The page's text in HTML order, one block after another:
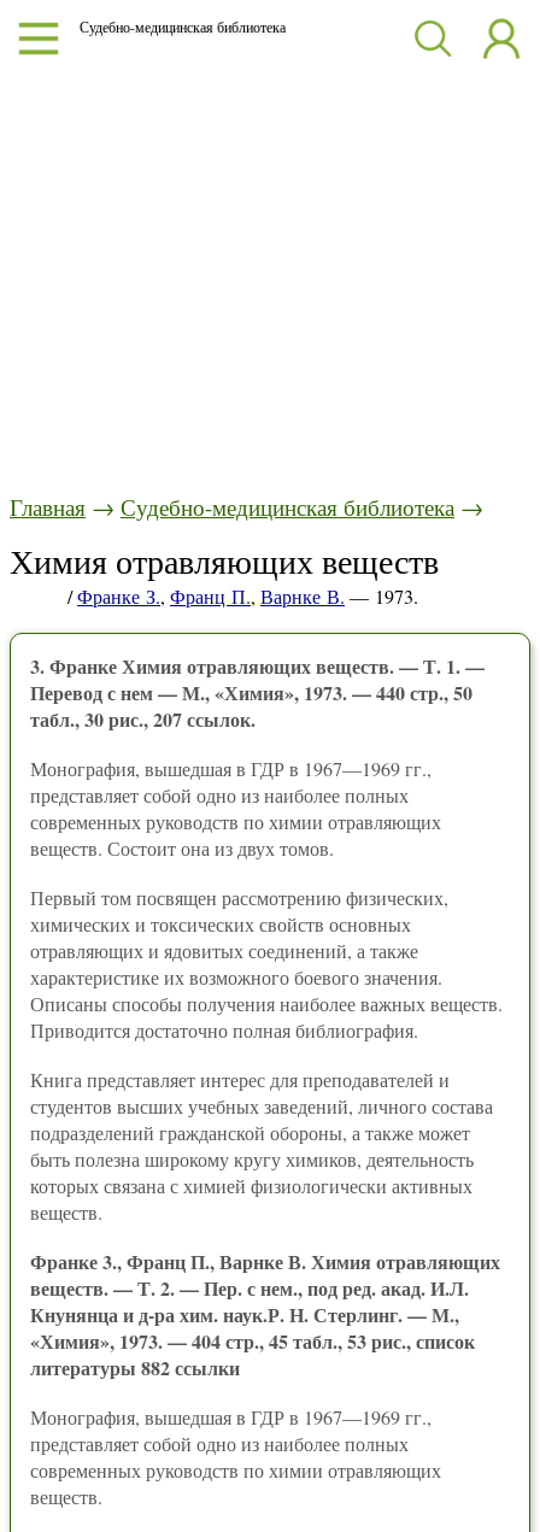
Судебно-медицинская библиотека
Главная → Судебно-медицинская библиотека →
Химия отравляющих веществ
/Франке З., Франц П., Варнке В. — 1973.
3. Франке Химия отравляющих веществ. — Т. 1. —
Перевод с нем — М., «Химия», 1973. — 440 стр., 50
табл., 30 рис., 207 ссылок.
Монография, вышедшая в ГДР в 1967—1969 гг.,
представляет собой одно из наиболее полных
современных руководств по химии отравляющих
веществ. Состоит она из двух томов.
Первый том посвящен рассмотрению физических,
химических и токсических свойств основных
отравляющих и ядовитых соединений, а также
характеристике их возможного боевого значения.
Описаны способы получения наиболее важных веществ.
Приводится достаточно полная библиография.
Книга представляет интерес для преподавателей и
студентов высших учебных заведений, личного состава
подразделений гражданской обороны, а также может
быть полезна широкому кругу химиков, деятельность
которых связана с химией физиологически активных
веществ.
Франке 3., Франц П., Варнке В. Химия отравляющих
веществ. — Т. 2. — Пер. с нем., под ред. акад. И.Л.
Кнунянца и д-ра хим. наук.Р. Н. Стерлинг. — М.,
«Химия», 1973. — 404 стр., 45 табл., 53 рис., список
литературы 882 ссылки
Монография, вышедшая в ГДР в 1967—1969 гг.,
представляет собой одно из наиболее полных
современных руководств по химии отравляющих
веществ.